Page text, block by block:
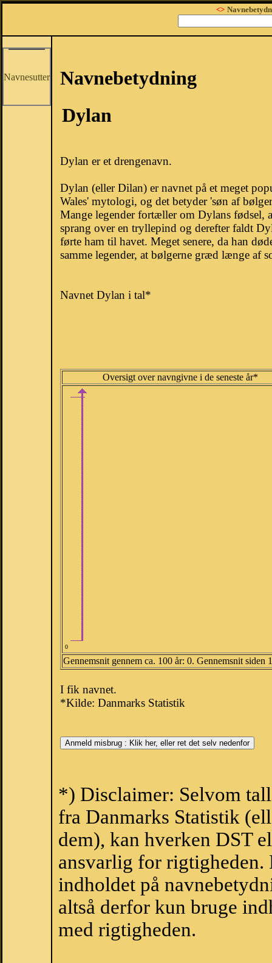
<>
Navnesutter
Navnebetydning
Dylan
Dylan er et drengenavn.
Dylan (eller Dilan) er navnet på et meget
Wales' mytologi, og det betyder 'søn af
Mange legender fortæller om Dylans fødsel,
sprang over en tryllepind og derefter faldt
førte ham til havet. Meget senere, da han
samme legender, at bølgerne græd længe af
Navnet Dylan i tal*
Oversigt over navngivne i de seneste år*
0
Gennemsnit gennem ca. 100 år: 0. Gennemsnit siden
I fik navnet.
*Kilde: Danmarks Statistik
*) Disclaimer: Selvom
fra Danmarks Statistik
dem), kan hverken DST
ansvarlig for
indholdet på
altså derfor kun bruge
med rigtigheden.